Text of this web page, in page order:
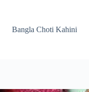
Bangla Choti Kahini